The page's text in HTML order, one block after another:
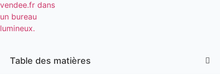
Table des matières